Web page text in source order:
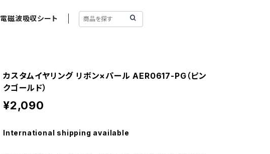
電磁波吸収シート
カスタムイヤリング リボン×パール AER0617-PG（ピン
クゴールド）
¥2,090
International shipping available